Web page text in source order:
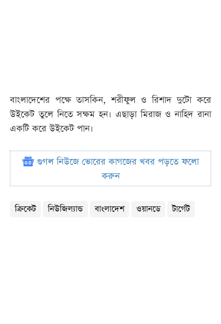
বাংলাদেশের পক্ষে তাসকিন, শরীফুল ও রিশাদ দুটো করে
উইকেট তুলে নিতে সক্ষম হন। এছাড়া মিরাজ ও নাহিদ রানা
একটি করে উইকেট পান।
গুগল নিউজে ভোরের কাগজের খবর পড়তে ফলো
করুন
ক্রিকেট নিউজিল্যান্ড বাংলাদেশ ওয়ানডে টার্গেট